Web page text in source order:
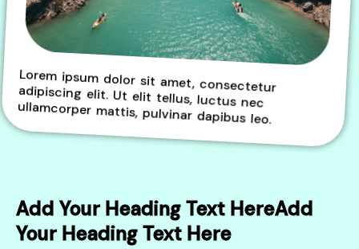
Lorem ipsum dolor sit amet, consectetur
adipiscing elit. Ut elit tellus, luctus nec
ullamcorper mattis, pulvinar dapibus leo.
Add Your Heading Text HereAdd
Your Heading Text Here